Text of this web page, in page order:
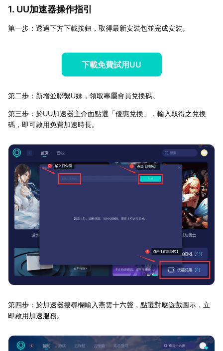
1. UU加速器操作指引
第一步：透過下方下載按鈕，取得最新安裝包並完成安裝。
下載免費試用UU
第二步：新增並聯繫U妹，領取專屬會員兌換碼。
第三步：於UU加速器主介面點選「優惠兌換」，輸入取得之兌換
碼，即可啟用免費加速時長。
第四步：於加速器搜尋欄輸入燕雲十六聲，點選對應遊戲圖示，立
即啟用加速服務。